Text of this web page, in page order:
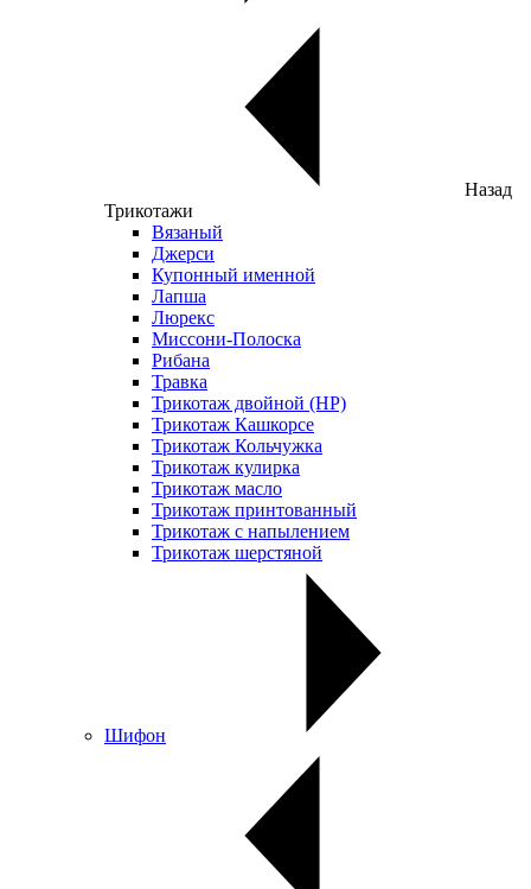
Назад
Трикотажи
Вязаный
Джерси
Купонный именной
Лапша
Люрекс
Миссони-Полоска
Рибана
Травка
Трикотаж двойной (НР)
Трикотаж Кашкорсе
Трикотаж Кольчужка
Трикотаж кулирка
Трикотаж масло
Трикотаж принтованный
Трикотаж с напылением
Трикотаж шерстяной
Шифон